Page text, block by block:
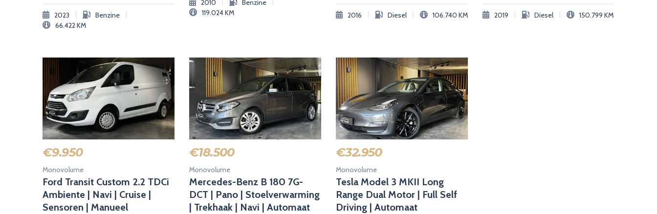
2023 | Benzine
|
66.422 KM
2010 Benzine
119.024KM 2016 | Diesel | 106.740 KM 2019 | Diesel | 150.799 KM
Monovolume
Ford Transit Custom 2.2 TDCi
Ambiente | Navi | Cruise |
Sensoren | Manueel
€9.950
Monovolume
Mercedes-Benz B 180 7G-
DCT | Pano | Stoelverwarming
| Trekhaak | Navi | Automaat
€18.500
Monovolume
Tesla Model 3 MKII Long
Range Dual Motor | Full Self
Driving | Automaat
€32.950